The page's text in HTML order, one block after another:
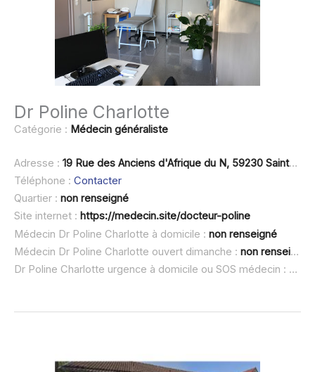
Dr Poline Charlotte
Catégorie : Médecin généraliste
Adresse : 19 Rue des Anciens d'Afrique du N, 59230 Saint-Amand-les-Eaux
Téléphone : Contacter
Quartier : non renseigné
Site internet : https://medecin.site/docteur-poline
Médecin Dr Poline Charlotte à domicile : non renseigné
Médecin Dr Poline Charlotte ouvert dimanche : non renseigné
Dr Poline Charlotte urgence à domicile ou SOS médecin :
non